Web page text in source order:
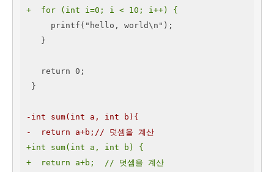
+  for (int i=0; i < 10; i++) {
-int sum(int a, int b){
-  return a+b;// 덧셈을 계산
+int sum(int a, int b) {
+  return a+b;  // 덧셈을 계산